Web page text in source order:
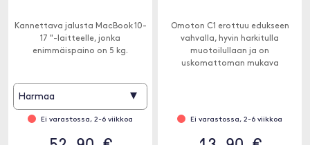
Kannettava jalusta MacBook 10-
17 "-laitteelle, jonka
enimmäispaino on 5 kg.
Harmaa ▾
Ei varastossa, 2-6 viikkoa
Omoton C1 erottuu edukseen
vahvalla, hyvin harkitulla
muotoilullaan ja on
uskomattoman mukava
Ei varastossa, 2-6 viikkoa